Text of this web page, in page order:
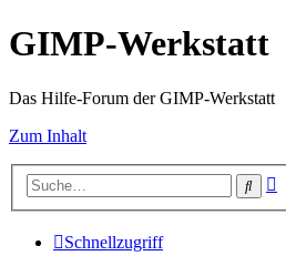
GIMP-Werkstatt
Das Hilfe-Forum der GIMP-Werkstatt
Zum Inhalt
Suche
Schnellzugriff